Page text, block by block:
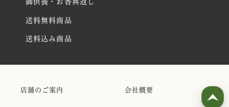
御供養・お香典返し
送料無料商品
送料込み商品
店舗のご案内 会社概要